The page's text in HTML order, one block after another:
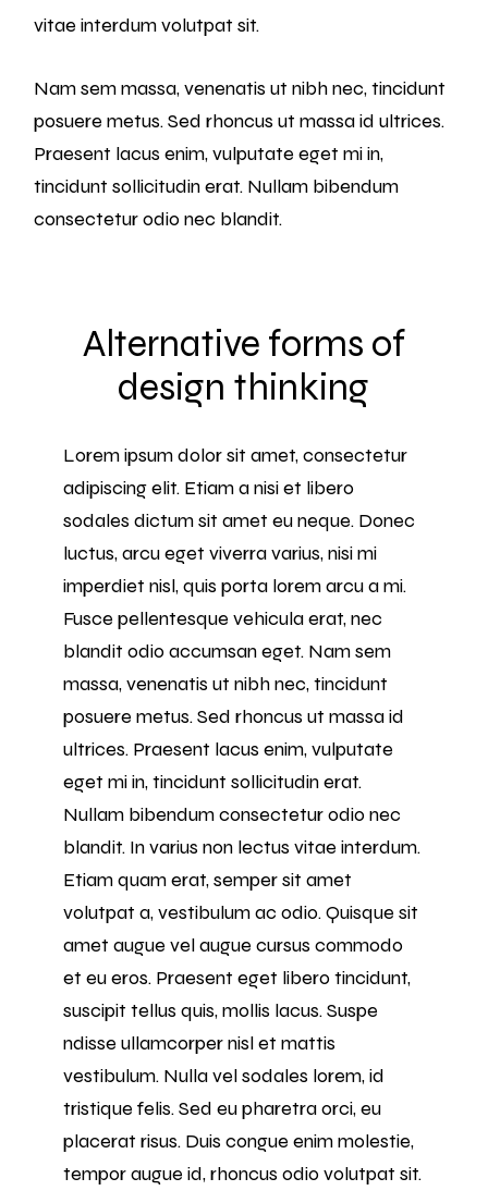
vitae interdum volutpat sit.
Nam sem massa, venenatis ut nibh nec, tincidunt
posuere metus. Sed rhoncus ut massa id ultrices.
Praesent lacus enim, vulputate eget mi in,
tincidunt sollicitudin erat. Nullam bibendum
consectetur odio nec blandit.
Alternative forms of
design thinking
Lorem ipsum dolor sit amet, consectetur
adipiscing elit. Etiam a nisi et libero
sodales dictum sit amet eu neque. Donec
luctus, arcu eget viverra varius, nisi mi
imperdiet nisl, quis porta lorem arcu a mi.
Fusce pellentesque vehicula erat, nec
blandit odio accumsan eget. Nam sem
massa, venenatis ut nibh nec, tincidunt
posuere metus. Sed rhoncus ut massa id
ultrices. Praesent lacus enim, vulputate
eget mi in, tincidunt sollicitudin erat.
Nullam bibendum consectetur odio nec
blandit. In varius non lectus vitae interdum.
Etiam quam erat, semper sit amet
volutpat a, vestibulum ac odio. Quisque sit
amet augue vel augue cursus commodo
et eu eros. Praesent eget libero tincidunt,
suscipit tellus quis, mollis lacus. Suspe
ndisse ullamcorper nisl et mattis
vestibulum. Nulla vel sodales lorem, id
tristique felis. Sed eu pharetra orci, eu
placerat risus. Duis congue enim molestie,
tempor augue id, rhoncus odio volutpat sit.